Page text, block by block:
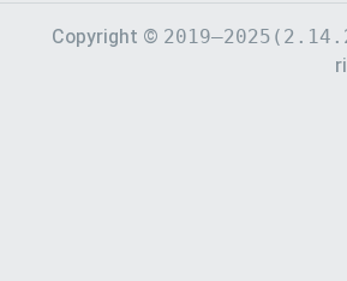
Copyright ©